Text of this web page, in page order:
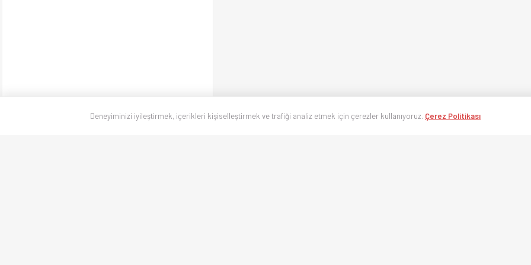
Deneyiminizi iyileştirmek, içerikleri kişiselleştirmek ve trafiği analiz etmek için çerezler kullanıyoruz. Çerez Politikası